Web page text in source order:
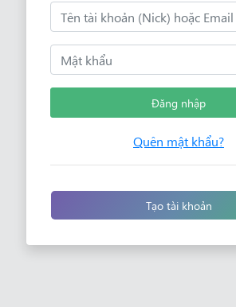
Đăng nhập
Quên mật khẩu?
Tạo tài khoản